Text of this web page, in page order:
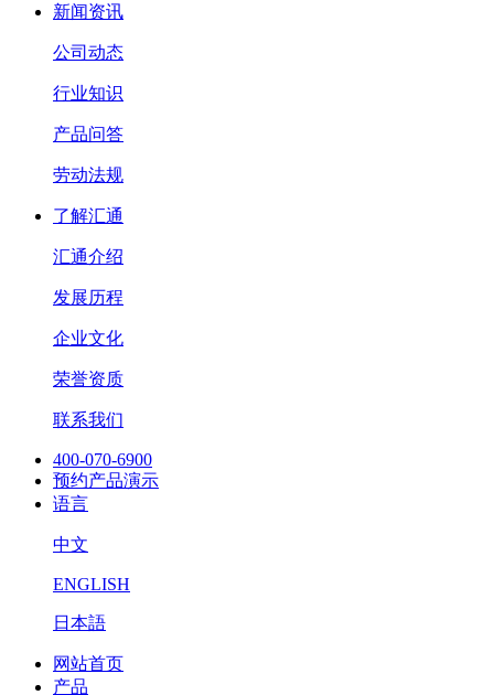
新闻资讯
公司动态
行业知识
产品问答
劳动法规
了解汇通
汇通介绍
发展历程
企业文化
荣誉资质
联系我们
400-070-6900
预约产品演示
语言
中文
ENGLISH
日本語
网站首页
产品